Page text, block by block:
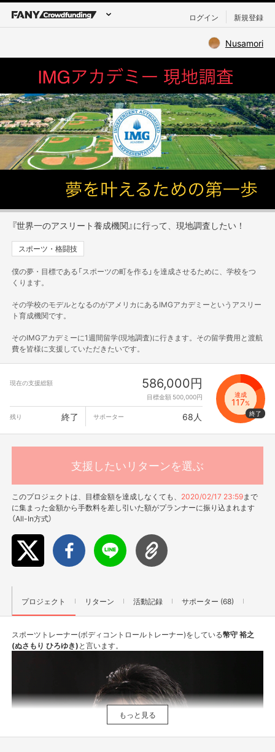
ログイン 新規登録
Nusamori
『世界一のアスリート養成機関』に行って、現地調査したい！
スポーツ・格闘技
僕の夢・目標である「スポーツの町を作る」を達成させるために、学校をつ
くります。
その学校のモデルとなるのがアメリカにあるIMGアカデミーというアスリー
ト育成機関です。
そのIMGアカデミーに1週間留学(現地調査)に行きます。その留学費用と渡航
費を皆様に支援していただきたいです。
現在の支援総額 586,000円
目標金額 500,000円 達成
117%
残り
終了 サポーター 68人
支援したいリターンを選ぶ
このプロジェクトは、目標金額を達成しなくても、 2020/02/17 23:59まで
に集まった金額から手数料を差し引いた額がプランナーに振り込まれます
（All-In方式）
プロジェクト リターン 活動記録 サポーター (68)
スポーツトレーナー(ボディコントロールトレーナー)をしている幣守 裕之
(ぬさもり ひろゆき)と言います。
もっと見る